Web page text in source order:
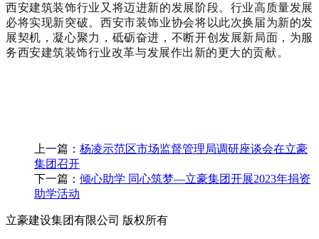
西安建筑装饰行业又将迈进新的发展阶段。行业高质量发展
必将实现新突破。西安市装饰业协会将以此次换届为新的发
展契机，凝心聚力，砥砺奋进，不断开创发展新局面，为服
务西安建筑装饰行业改革与发展作出新的更大的贡献。
上一篇： 杨凌示范区市场监督管理局调研座谈会在立豪
集团召开
下一篇： 倾心助学 同心筑梦—立豪集团开展2023年捐资
助学活动
立豪建设集团有限公司 版权所有